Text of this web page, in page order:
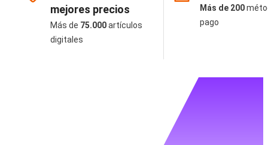
mejores precios
Más de 75.000artículos
digitales
Más de 200
pago